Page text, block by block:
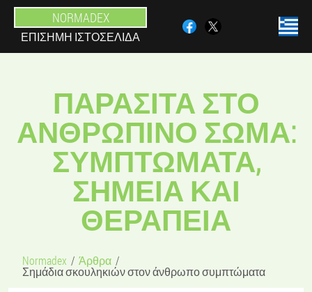
NORMADEX
ΕΠΊΣΗΜΗ ΙΣΤΟΣΕΛΊΔΑ
ΠΑΡΆΣΙΤΑ ΣΤΟ
ΑΝΘΡΏΠΙΝΟ ΣΏΜΑ:
ΣΥΜΠΤΏΜΑΤΑ,
ΣΗΜΕΊΑ ΚΑΙ
ΘΕΡΑΠΕΊΑ
Normadex Άρθρα
Σημάδια σκουληκιών στον άνθρωπο συμπτώματα